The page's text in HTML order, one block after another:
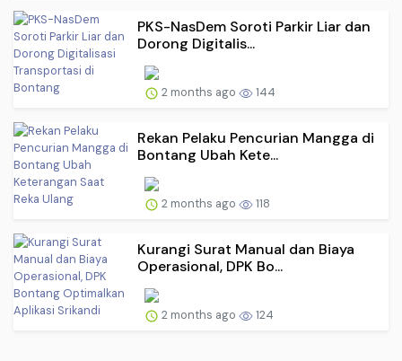
PKS-NasDem Soroti Parkir Liar dan
Dorong Digitalis...
2 months ago 144
Rekan Pelaku Pencurian Mangga di
Bontang Ubah Kete...
2 months ago 118
Kurangi Surat Manual dan Biaya
Operasional, DPK Bo...
2 months ago 124